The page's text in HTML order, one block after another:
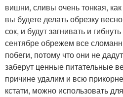
вишни, сливы очень тонкая,
вы будете делать обрезку
сок, и будут загнивать и
сентябре обрежем все
побеги, потому что они не
заберут ценные питательные
причине удалим и всю
кстати, можно использовать